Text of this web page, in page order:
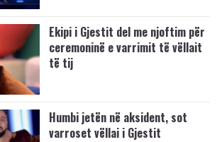
Ekipi i Gjestit del me njoftim për
ceremoninë e varrimit të vëllait
të tij
Humbi jetën në aksident, sot
varroset vëllai i Gjestit